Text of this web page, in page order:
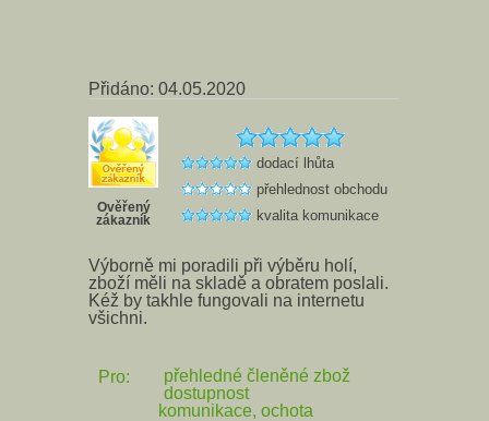
Přidáno: 04.05.2020
Ověřený
zákazník
dodací lhůta
přehlednost obchodu
kvalita komunikace
Výborně mi poradili při výběru holí,
zboží měli na skladě a obratem poslali.
Kéž by takhle fungovali na internetu
všichni.
Pro:
přehledné členěné zbož
dostupnost
komunikace, ochota